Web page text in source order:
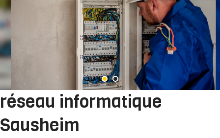
réseau informatique
Sausheim